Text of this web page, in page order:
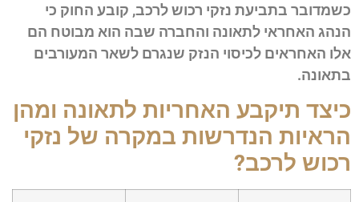
כשמדובר בתביעת נזקי רכוש לרכב, קובע החוק כי
הנהג האחראי לתאונה והחברה שבה הוא מבוטח הם
אלו האחראים לכיסוי הנזק שנגרם לשאר המעורבים
בתאונה.
כיצד תיקבע האחריות לתאונה ומהן
הראיות הנדרשות במקרה של נזקי
רכוש לרכב?